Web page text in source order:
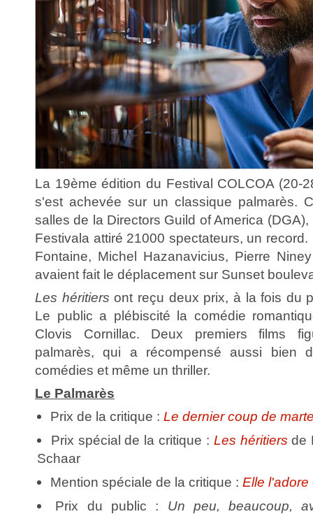
La 19ème édition du Festival COLCOA (20-
s'est achevée sur un classique palmarès.
salles de la Directors Guild of America
Festivala attiré 21000 spectateurs, un
Fontaine, Michel Hazanavicius, Pierre
avaient fait le déplacement sur Sunset
Les héritiers ont reçu deux prix, à la fois du
Le public a plébiscité la comédie
Clovis Cornillac. Deux premiers films
palmarès, qui a récompensé aussi bien
comédies et même un thriller.
Le Palmarès
Prix de la critique : Le dernier coup de
Prix spécial de la critique : Les héritiers de
Schaar
Mention spéciale de la critique : Elle l'adore
Prix du public : Un peu, beaucoup,